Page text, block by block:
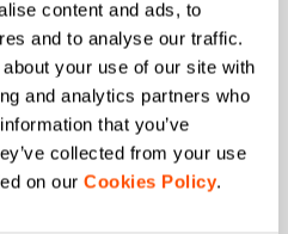
content and ads, to
and to analyse our traffic.
your use of our site with
and analytics partners who
that you’ve
collected from your use
on our Cookies Policy.
zu senden.
Valcismon, meine
zu
Angebot zu